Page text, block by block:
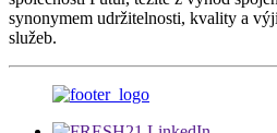
synonymem udržitelnosti, kvality a
služeb.